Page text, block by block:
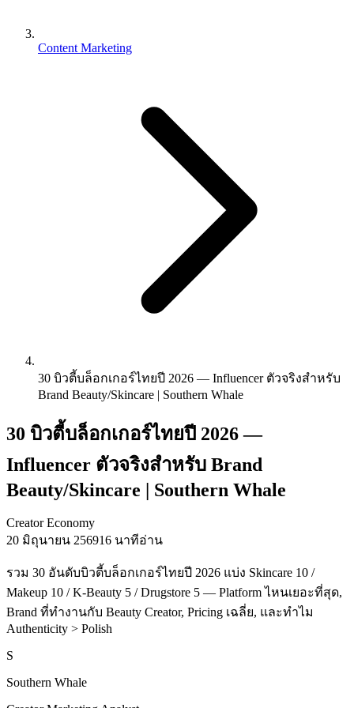
Content Marketing
30 บิวตี้บล็อกเกอร์ไทยปี 2026 — Influencer ตัวจริงสำหรับ
Brand Beauty/Skincare | Southern Whale
30 บิวตี้บล็อกเกอร์ไทยปี 2026 —
Influencer ตัวจริงสำหรับ Brand
Beauty/Skincare | Southern Whale
Creator Economy
20 มิถุนายน 256916 นาทีอ่าน
รวม 30 อันดับบิวตี้บล็อกเกอร์ไทยปี 2026 แบ่ง Skincare 10 /
Makeup 10 / K-Beauty 5 / Drugstore 5 — Platform ไหนเยอะที่สุด,
Brand ที่ทำงานกับ Beauty Creator, Pricing เฉลี่ย, และทำไม
Authenticity > Polish
S
Southern Whale